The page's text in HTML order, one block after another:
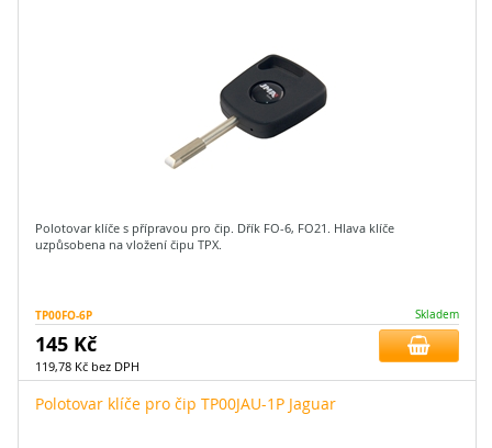
Polotovar klíče s přípravou pro čip. Dřík FO-6, FO21. Hlava klíče
uzpůsobena na vložení čipu TPX.
TP00FO-6P Skladem
145 Kč
119,78 Kč bez DPH
Polotovar klíče pro čip TP00JAU-1P Jaguar